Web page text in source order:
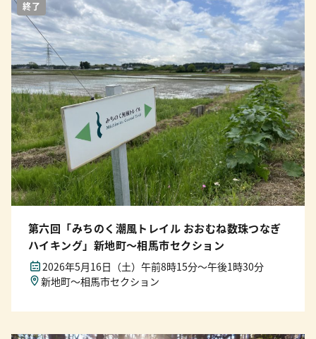
終了
第六回「みちのく潮風トレイル おおむね数珠つなぎ
ハイキング」新地町〜相馬市セクション
2026年5月16日（土）午前8時15分〜午後1時30分
新地町〜相馬市セクション